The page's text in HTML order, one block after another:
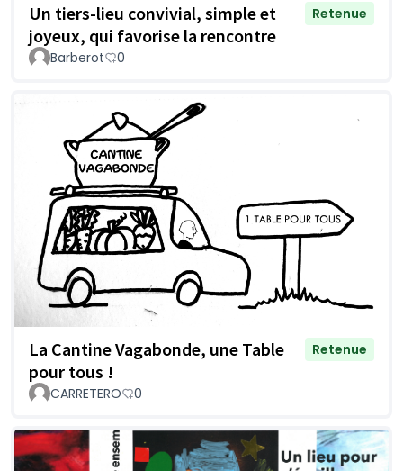
Un tiers-lieu convivial, simple et
joyeux, qui favorise la rencontre
Retenue
Barberot 0
La Cantine Vagabonde, une Table
pour tous !
Retenue
CARRETERO 0